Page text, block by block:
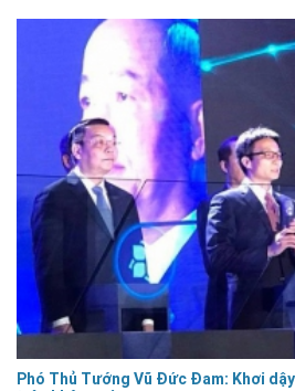
Phó Thủ Tướng Vũ Đức Đam: Khơi